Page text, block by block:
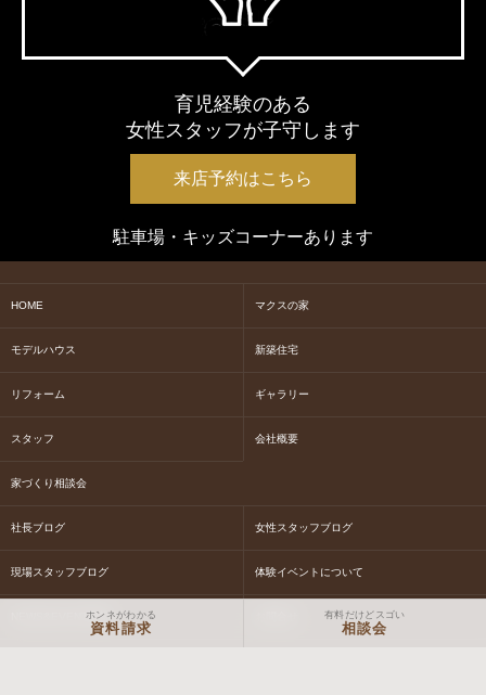
育児経験のある
女性スタッフが子守します
来店予約はこちら
駐車場・キッズコーナーあります
HOME マクスの家
モデルハウス 新築住宅
リフォーム ギャラリー
スタッフ 会社概要
家づくり相談会
社長ブログ 女性スタッフブログ
現場スタッフブログ 体験イベントについて
NEWS&EVENT情報ホンネがわかる
資料請求
有料だけどスゴい
相談会